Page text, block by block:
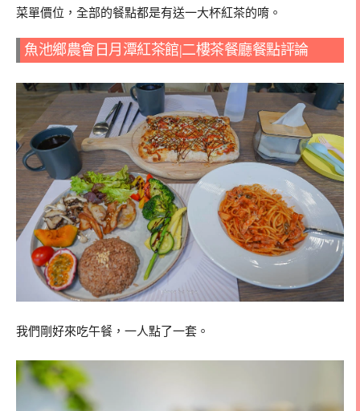
菜單價位，全部的餐點都是有送一大杯紅茶的唷。
魚池鄉農會日月潭紅茶館|二樓茶餐廳餐點評論
我們剛好來吃午餐，一人點了一套。